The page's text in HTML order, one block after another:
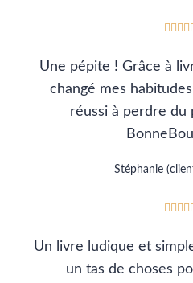

Une pépite ! Grâce à
changé mes
réussi à perdre
Stéphanie

Un livre ludique et
un tas de choses